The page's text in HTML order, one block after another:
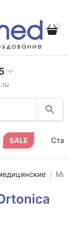
0
SALE